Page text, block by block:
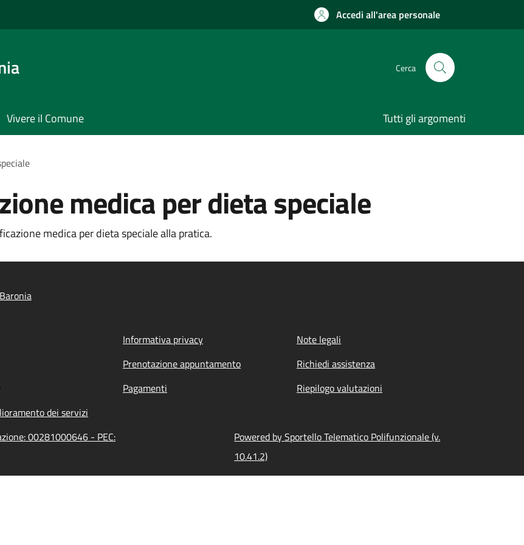
Accedi all'area personale
Cerca
Vivere il Comune Tutti gli argomenti
medica per dieta speciale
medica per dieta speciale alla pratica.
Informativa privacy
Note legali
Prenotazione appuntamento
Richiedi assistenza
Pagamenti
Riepilogo valutazioni
dei servizi
00281000646 - PEC:
Powered by Sportello Telematico Polifunzionale (v.
10.41.2)